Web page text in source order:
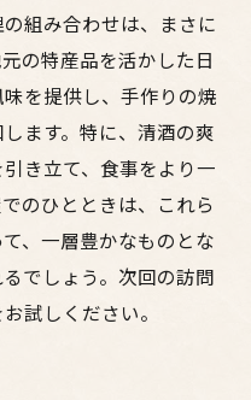
組み合わせは、まさに
の特産品を活かした日
を提供し、手作りの焼
ます。特に、清酒の爽
き立て、食事をより一
のひとときは、これら
、一層豊かなものとな
でしょう。次回の訪問
試しください。